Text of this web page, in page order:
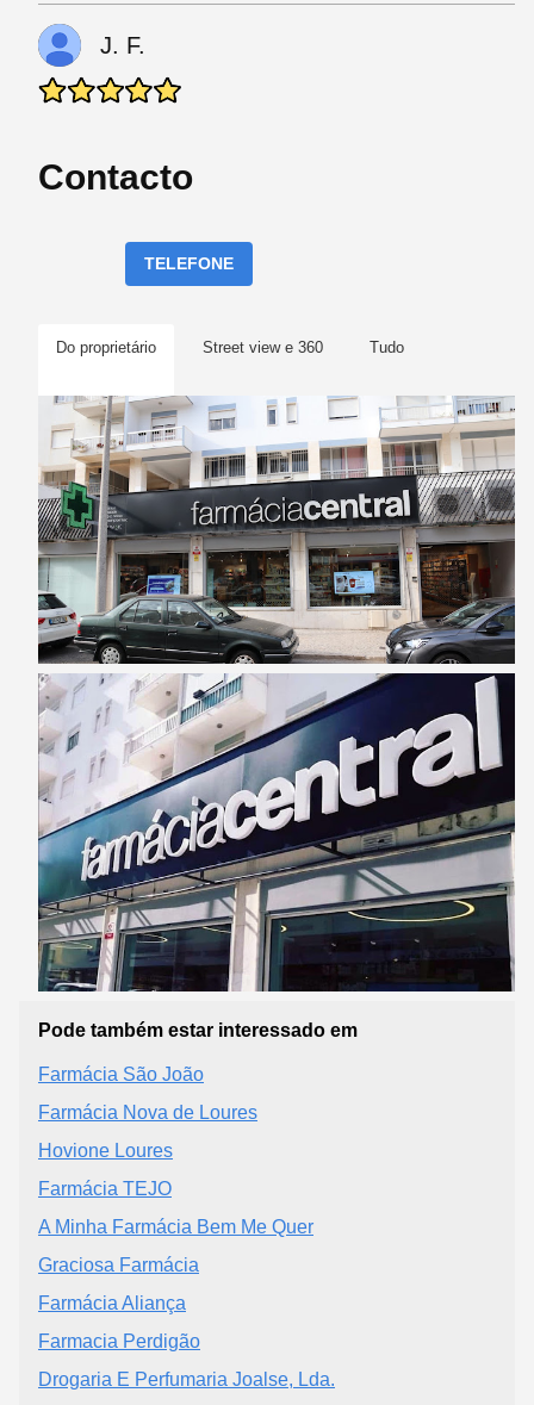
J. F.
Contacto
TELEFONE
Do proprietário Street view e 360 Tudo
Pode também estar interessado em
Farmácia São João
Farmácia Nova de Loures
Hovione Loures
Farmácia TEJO
A Minha Farmácia Bem Me Quer
Graciosa Farmácia
Farmácia Aliança
Farmacia Perdigão
Drogaria E Perfumaria Joalse, Lda.